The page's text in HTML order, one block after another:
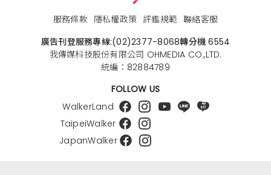
服務條款 隱私權政策 評鑑規範 聯絡客服
廣告刊登服務專線:(02)2377-8068轉分機 6554
我傳媒科技股份有限公司 OHMEDIA CO.,LTD.
統編：82884789
FOLLOW US
WalkerLand
TaipeiWalker
JapanWalker